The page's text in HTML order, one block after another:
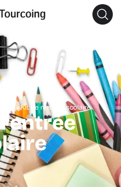
»Kit de rentrée scolaire